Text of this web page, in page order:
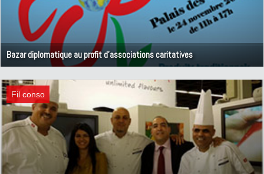
Bazar diplomatique au profit d'associations caritatives
Fil conso